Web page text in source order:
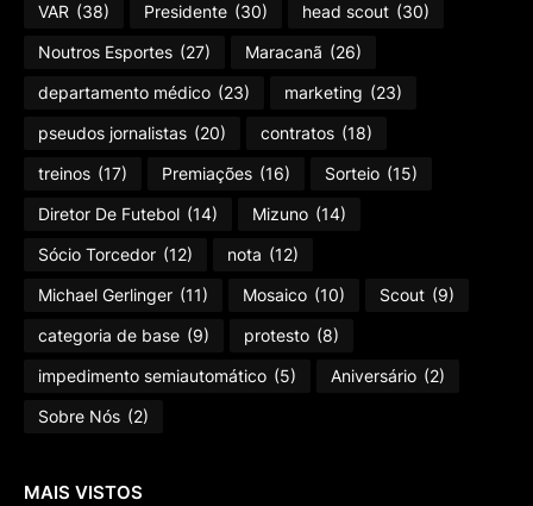
VAR (38) Presidente (30) head scout (30)
Noutros Esportes (27) Maracanã (26)
departamento médico (23) marketing (23)
pseudos jornalistas (20) contratos (18)
treinos (17) Premiações (16) Sorteio (15)
Diretor De Futebol (14) Mizuno (14)
Sócio Torcedor (12) nota (12)
Michael Gerlinger (11) Mosaico (10) Scout (9)
categoria de base (9) protesto (8)
impedimento semiautomático (5) Aniversário (2)
Sobre Nós (2)
MAIS VISTOS